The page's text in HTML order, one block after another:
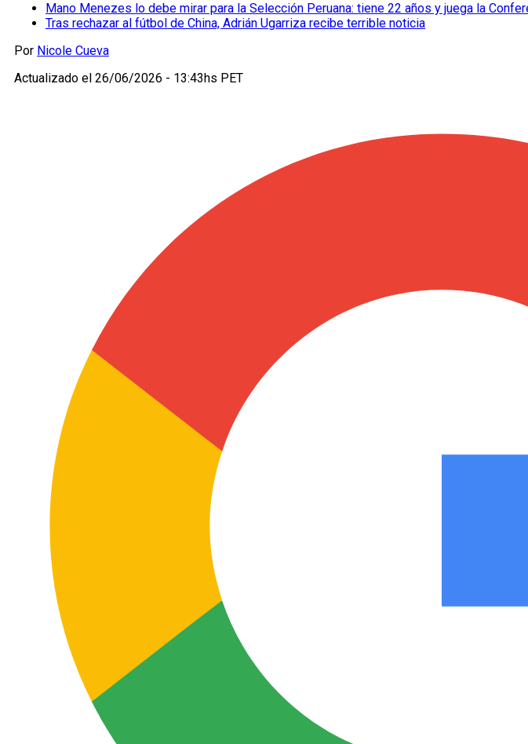
Mano Menezes lo debe mirar para la Selección Peruana: tiene 22 años y juega la
Tras rechazar al fútbol de China, Adrián Ugarriza recibe terrible noticia
Por Nicole Cueva
Actualizado el 26/06/2026 - 13:43hs PET